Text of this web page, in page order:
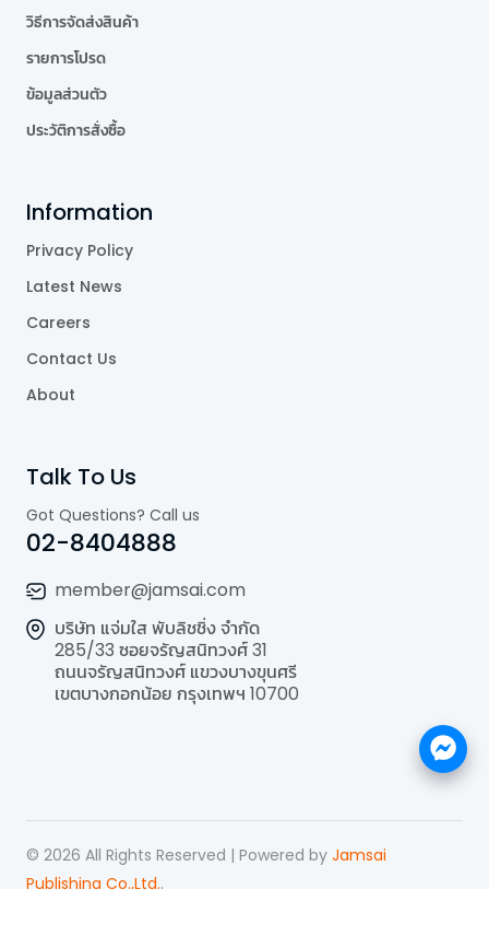
วิธีการจัดส่งสินค้า
รายการโปรด
ข้อมูลส่วนตัว
ประวัติการสั่งซื้อ
Information
Privacy Policy
Latest News
Careers
Contact Us
About
Talk To Us
Got Questions? Call us
02-8404888
member@jamsai.com
บริษัท แจ่มใส พับลิชชิ่ง จำกัด
285/33 ซอยจรัญสนิทวงศ์ 31
ถนนจรัญสนิทวงศ์ แขวงบางขุนศรี
เขตบางกอกน้อย กรุงเทพฯ 10700
© 2026 All Rights Reserved | Powered by Jamsai
Publishing Co.,Ltd..